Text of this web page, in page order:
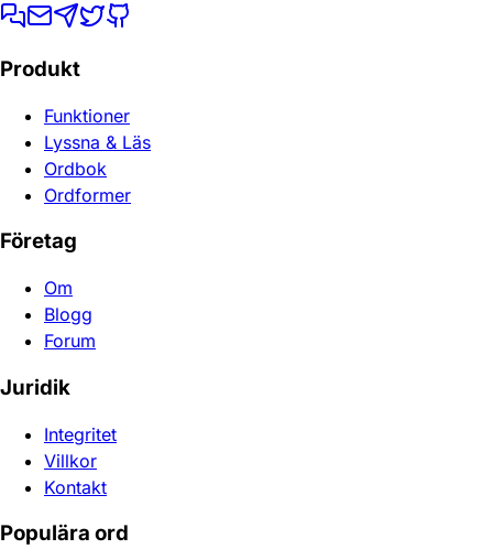
Produkt
Funktioner
Lyssna & Läs
Ordbok
Ordformer
Företag
Om
Blogg
Forum
Juridik
Integritet
Villkor
Kontakt
Populära ord